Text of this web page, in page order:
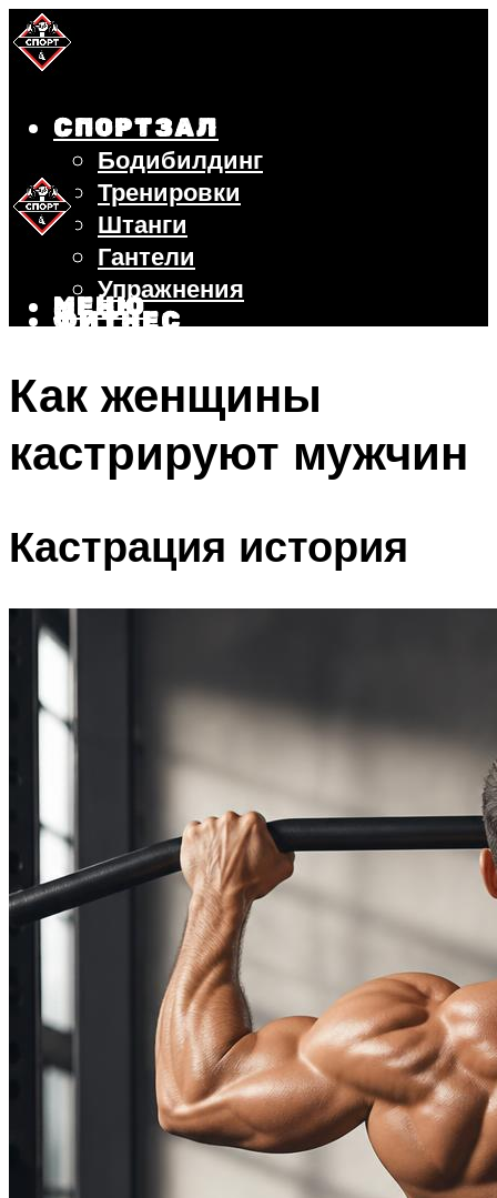
СПОРТЗАЛ
Бодибилдинг
Тренировки
Штанги
Гантели
Упражнения
ФИТНЕС
ВЕЛОСИПЕД
ПОХУДЕНИЕ
МЕНЮ
МЕНЮ
Как женщины
кастрируют мужчин
Кастрация история